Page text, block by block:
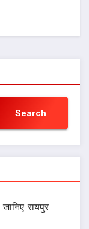
Search
रायपुर